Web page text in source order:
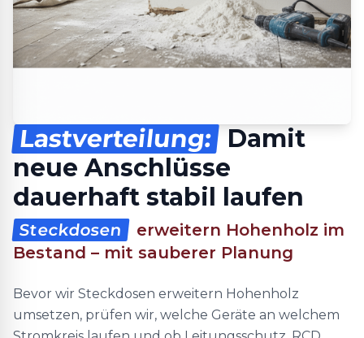
Lastverteilung: Damit
neue Anschlüsse
dauerhaft stabil laufen
Steckdosen
erweitern Hohenholz im
Bestand – mit sauberer Planung
Bevor wir Steckdosen erweitern Hohenholz
umsetzen, prüfen wir, welche Geräte an welchem